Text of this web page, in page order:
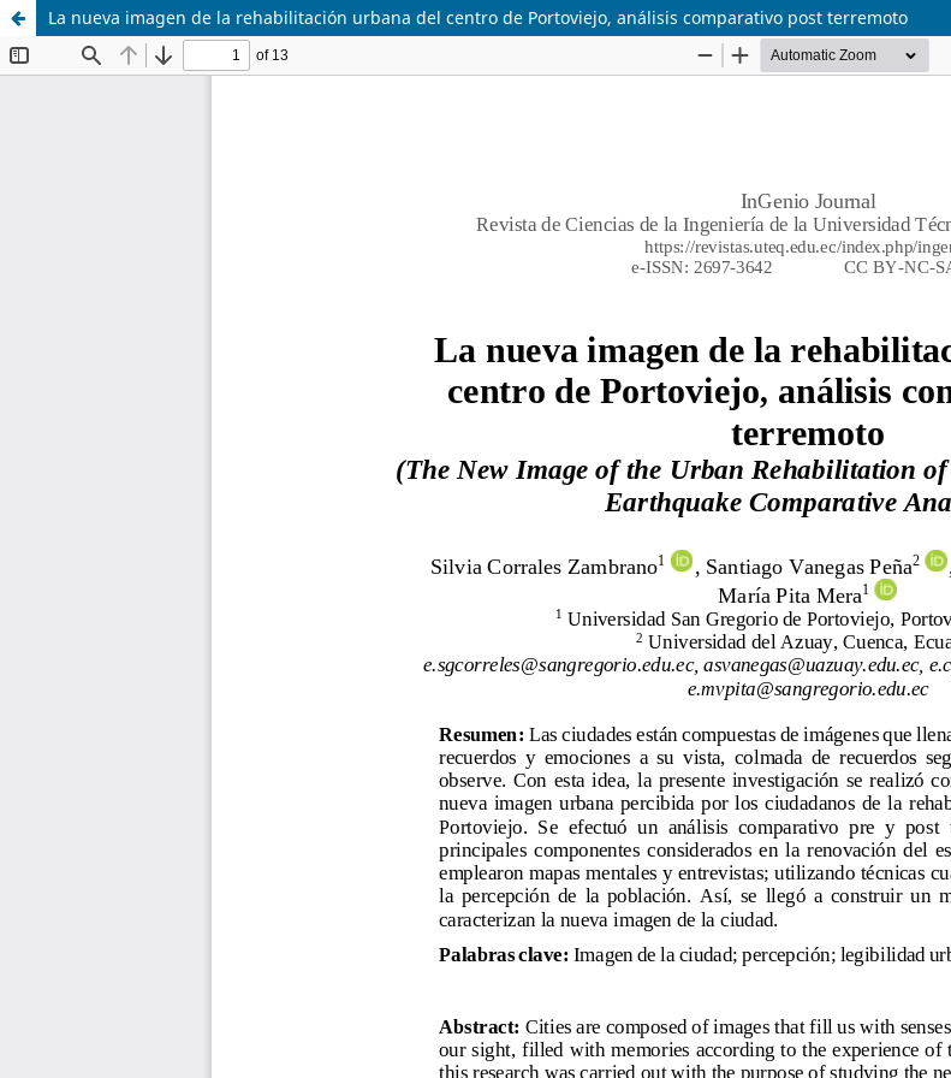
La nueva imagen de la rehabilitación urbana del centro de Portoviejo, análisis comparativo post terremoto